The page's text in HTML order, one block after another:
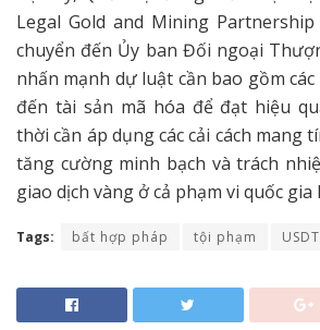
Legal Gold and Mining
chuyển đến Ủy ban Đối ngoại
nhấn mạnh dự luật cần bao gồm
đến tài sản mã hóa để đạt hiệu
thời cần áp dụng các cải cách mang
tăng cường minh bạch và trách
giao dịch vàng ở cả phạm vi quốc gia
Tags: bất hợp pháp tội phạm USDT